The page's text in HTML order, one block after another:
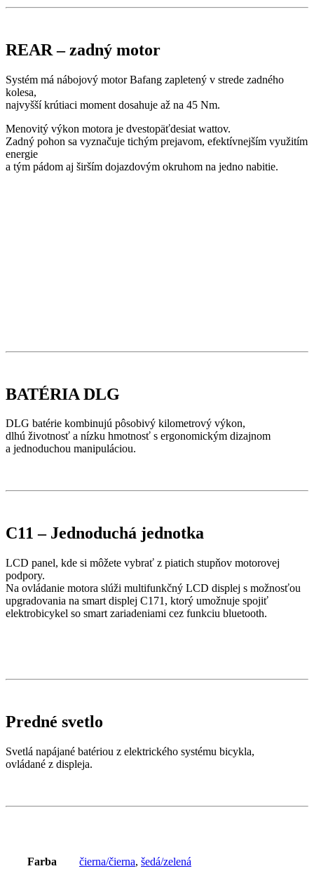
REAR – zadný motor
Systém má nábojový motor Bafang zapletený v strede zadného
kolesa,
najvyšší krútiaci moment dosahuje až na 45 Nm.
Menovitý výkon motora je dvestopäťdesiat wattov.
Zadný pohon sa vyznačuje tichým prejavom, efektívnejším využitím
energie
a tým pádom aj širším dojazdovým okruhom na jedno nabitie.
BATÉRIA DLG
DLG batérie kombinujú pôsobivý kilometrový výkon,
dlhú životnosť a nízku hmotnosť s ergonomickým dizajnom
a jednoduchou manipuláciou.
C11 – Jednoduchá jednotka
LCD panel, kde si môžete vybrať z piatich stupňov motorovej
podpory.
Na ovládanie motora slúži multifunkčný LCD displej s možnosťou
upgradovania na smart displej C171, ktorý umožnuje spojiť
elektrobicykel so smart zariadeniami cez funkciu bluetooth.
Predné svetlo
Svetlá napájané batériou z elektrického systému bicykla,
ovládané z displeja.
Farba čierna/čierna, šedá/zelená